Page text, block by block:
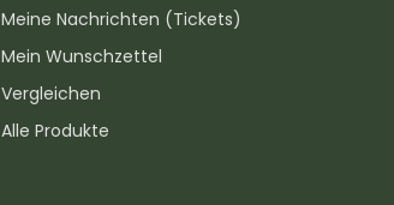
Meine Nachrichten (Tickets)
Mein Wunschzettel
Vergleichen
Alle Produkte